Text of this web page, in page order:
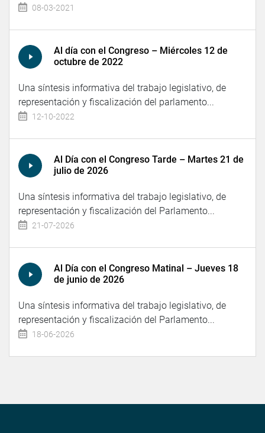
08-03-2021
Al día con el Congreso – Miércoles 12 de
octubre de 2022
Una síntesis informativa del trabajo legislativo, de
representación y fiscalización del parlamento...
12-10-2022
Al Día con el Congreso Tarde – Martes 21 de
julio de 2026
Una síntesis informativa del trabajo legislativo, de
representación y fiscalización del Parlamento...
21-07-2026
Al Día con el Congreso Matinal – Jueves 18
de junio de 2026
Una síntesis informativa del trabajo legislativo, de
representación y fiscalización del Parlamento...
18-06-2026